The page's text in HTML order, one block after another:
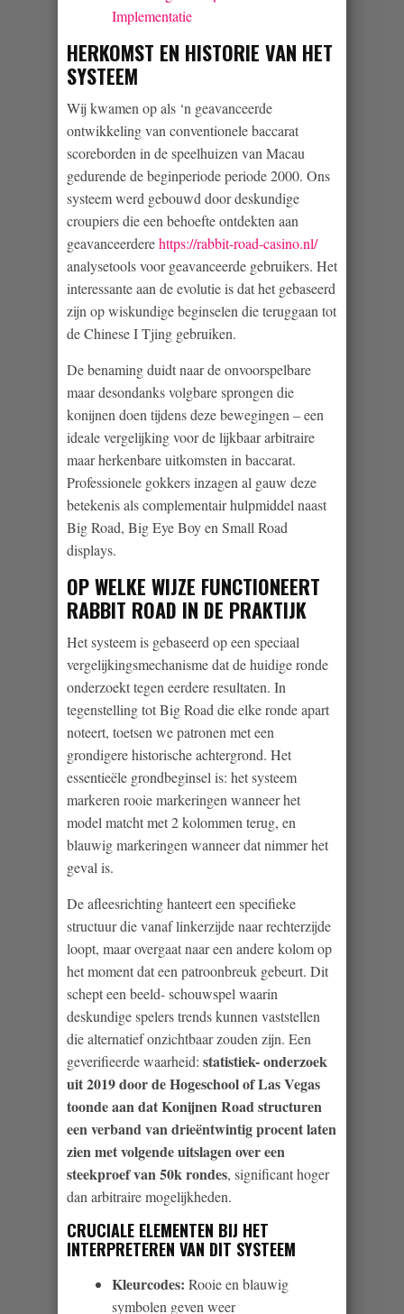
Implementatie
HERKOMST EN HISTORIE VAN HET
SYSTEEM
Wij kwamen op als ‘n geavanceerde
ontwikkeling van conventionele baccarat
scoreborden in de speelhuizen van Macau
gedurende de beginperiode periode 2000. Ons
systeem werd gebouwd door deskundige
croupiers die een behoefte ontdekten aan
geavanceerderehttps://rabbit-road-casino.nl/
analysetools voor geavanceerde gebruikers. Het
interessante aan de evolutie is dat het gebaseerd
zijn op wiskundige beginselen die teruggaan tot
de Chinese I Tjing gebruiken.
De benaming duidt naar de onvoorspelbare
maar desondanks volgbare sprongen die
konijnen doen tijdens deze bewegingen – een
ideale vergelijking voor de lijkbaar arbitraire
maar herkenbare uitkomsten in baccarat.
Professionele gokkers inzagen al gauw deze
betekenis als complementair hulpmiddel naast
Big Road, Big Eye Boy en Small Road
displays.
OP WELKE WIJZE FUNCTIONEERT
RABBIT ROAD IN DE PRAKTIJK
Het systeem is gebaseerd op een speciaal
vergelijkingsmechanisme dat de huidige ronde
onderzoekt tegen eerdere resultaten. In
tegenstelling tot Big Road die elke ronde apart
noteert, toetsen we patronen met een
grondigere historische achtergrond. Het
essentieële grondbeginsel is: het systeem
markeren rooie markeringen wanneer het
model matcht met 2 kolommen terug, en
blauwig markeringen wanneer dat nimmer het
geval is.
De afleesrichting hanteert een specifieke
structuur die vanaf linkerzijde naar rechterzijde
loopt, maar overgaat naar een andere kolom op
het moment dat een patroonbreuk gebeurt. Dit
schept een beeld- schouwspel waarin
deskundige spelers trends kunnen vaststellen
die alternatief onzichtbaar zouden zijn. Een
geverifieerde waarheid: statistiek- onderzoek
uit 2019 door de Hogeschool of Las Vegas
toonde aan dat Konijnen Road structuren
een verband van drieëntwintig procent laten
zien met volgende uitslagen over een
steekproef van 50k rondes, significant hoger
dan arbitraire mogelijkheden.
CRUCIALE ELEMENTEN BIJ HET
INTERPRETEREN VAN DIT SYSTEEM
Kleurcodes: Rooie en blauwig
symbolen geven weer